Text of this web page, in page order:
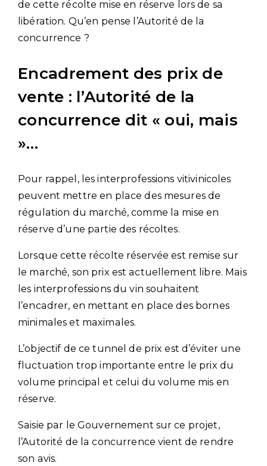
de cette récolte mise en réserve lors de sa
libération. Qu’en pense l’Autorité de la
concurrence ?
Encadrement des prix de
vente : l’Autorité de la
concurrence dit « oui, mais
»…
Pour rappel, les interprofessions vitivinicoles
peuvent mettre en place des mesures de
régulation du marché, comme la mise en
réserve d’une partie des récoltes.
Lorsque cette récolte réservée est remise sur
le marché, son prix est actuellement libre. Mais
les interprofessions du vin souhaitent
l’encadrer, en mettant en place des bornes
minimales et maximales.
L’objectif de ce tunnel de prix est d’éviter une
fluctuation trop importante entre le prix du
volume principal et celui du volume mis en
réserve.
Saisie par le Gouvernement sur ce projet,
l’Autorité de la concurrence vient de rendre
son avis.